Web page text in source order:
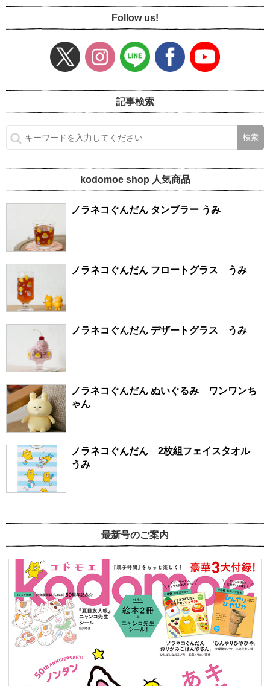
Follow us!
記事検索
kodomoe shop 人気商品
ノラネコぐんだん タンブラー うみ
ノラネコぐんだん フロートグラス うみ
ノラネコぐんだん デザートグラス うみ
ノラネコぐんだん ぬいぐるみ ワンワンち
ゃん
ノラネコぐんだん 2枚組フェイスタオル
うみ
最新号のご案内